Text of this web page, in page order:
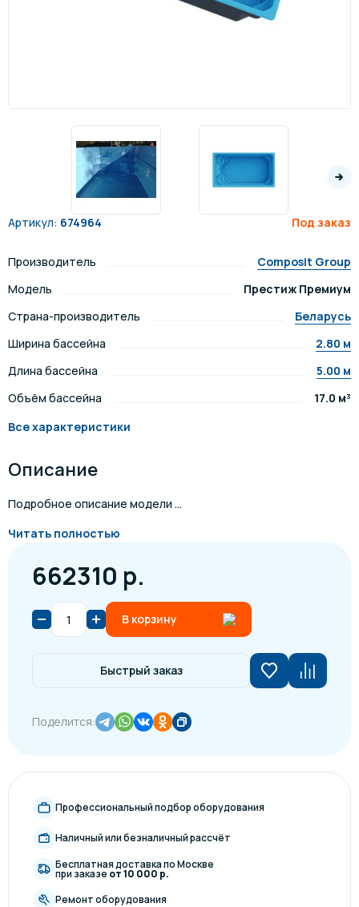
Артикул: 674964 Под заказ
Производитель
Composit Group
Модель
Престиж Премиум
Страна-производитель
Беларусь
Ширина бассейна
2.80 м
Длина бассейна
5.00 м
Объём бассейна
17.0 м³
Все характеристики
Описание
Подробное описание модели ...
Читать полностью
662310 р.
В корзину
Быстрый заказ
Поделится:
Профессиональный подбор оборудования
Наличный или безналичный рассчёт
Бесплатная доставка по Москве
при заказе от 10 000 р.
Ремонт оборудования